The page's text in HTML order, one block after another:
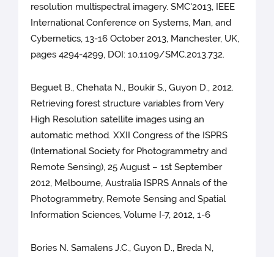
resolution multispectral imagery. SMC'2013, IEEE
International Conference on Systems, Man, and
Cybernetics, 13-16 October 2013, Manchester, UK,
pages 4294-4299, DOI: 10.1109/SMC.2013.732.
Beguet B., Chehata N., Boukir S., Guyon D., 2012.
Retrieving forest structure variables from Very
High Resolution satellite images using an
automatic method. XXII Congress of the ISPRS
(International Society for Photogrammetry and
Remote Sensing), 25 August – 1st September
2012, Melbourne, Australia ISPRS Annals of the
Photogrammetry, Remote Sensing and Spatial
Information Sciences, Volume I-7, 2012, 1-6
Bories N. Samalens J.C., Guyon D., Breda N,